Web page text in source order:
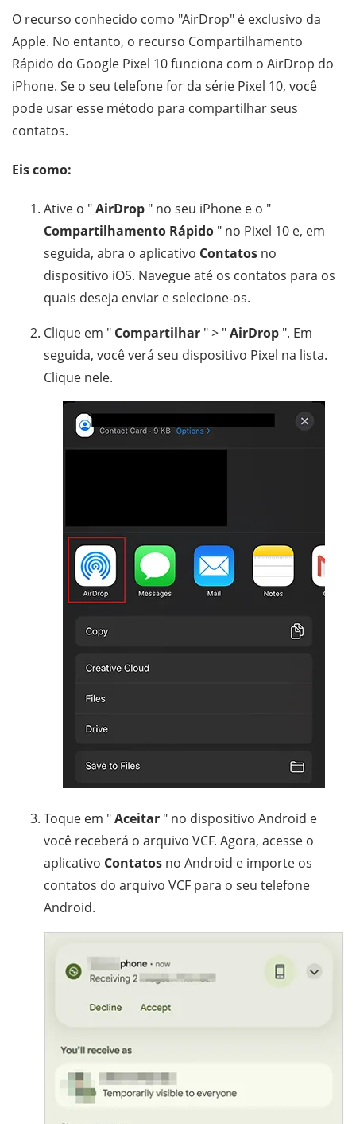
O recurso conhecido como "AirDrop" é exclusivo da
Apple. No entanto, o recurso Compartilhamento
Rápido do Google Pixel 10 funciona com o AirDrop do
iPhone. Se o seu telefone for da série Pixel 10, você
pode usar esse método para compartilhar seus
contatos.
Eis como:
Ative o "AirDrop " no seu iPhone e o "
Compartilhamento Rápido " no Pixel 10 e, em
seguida, abra o aplicativo Contatos no
dispositivo iOS. Navegue até os contatos para os
quais deseja enviar e selecione-os.
Clique em " Compartilhar " > "AirDrop ". Em
seguida, você verá seu dispositivo Pixel na lista.
Clique nele.
Toque em "Aceitar " no dispositivo Android e
você receberá o arquivo VCF. Agora, acesse o
aplicativo Contatos no Android e importe os
contatos do arquivo VCF para o seu telefone
Android.